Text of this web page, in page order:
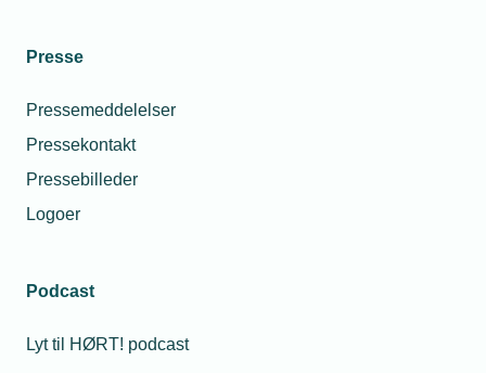
Presse
Pressemeddelelser
Pressekontakt
Pressebilleder
Logoer
Podcast
Lyt til HØRT! podcast